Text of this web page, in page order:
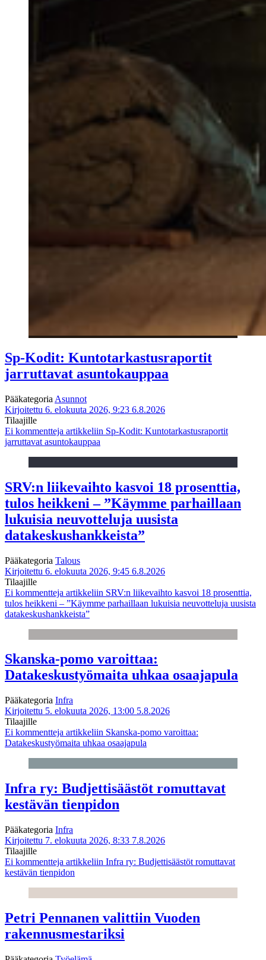
Sp-Kodit: Kuntotarkastusraportit
jarruttavat asuntokauppaa
Pääkategoria Asunnot
Kirjoitettu 6. elokuuta 2026, 9:23 6.8.2026
Tilaajille
Ei kommentteja artikkeliin Sp-Kodit: Kuntotarkastusraportit
jarruttavat asuntokauppaa
SRV:n liikevaihto kasvoi 18 prosenttia,
tulos heikkeni – ”Käymme parhaillaan
lukuisia neuvotteluja uusista
datakeskushankkeista”
Pääkategoria Talous
Kirjoitettu 6. elokuuta 2026, 9:45 6.8.2026
Tilaajille
Ei kommentteja artikkeliin SRV:n liikevaihto kasvoi 18 prosenttia,
tulos heikkeni – ”Käymme parhaillaan lukuisia neuvotteluja uusista
datakeskushankkeista”
Skanska-pomo varoittaa:
Datakeskustyömaita uhkaa osaajapula
Pääkategoria Infra
Kirjoitettu 5. elokuuta 2026, 13:00 5.8.2026
Tilaajille
Ei kommentteja artikkeliin Skanska-pomo varoittaa:
Datakeskustyömaita uhkaa osaajapula
Infra ry: Budjettisäästöt romuttavat
kestävän tienpidon
Pääkategoria Infra
Kirjoitettu 7. elokuuta 2026, 8:33 7.8.2026
Tilaajille
Ei kommentteja artikkeliin Infra ry: Budjettisäästöt romuttavat
kestävän tienpidon
Petri Pennanen valittiin Vuoden
rakennusmestariksi